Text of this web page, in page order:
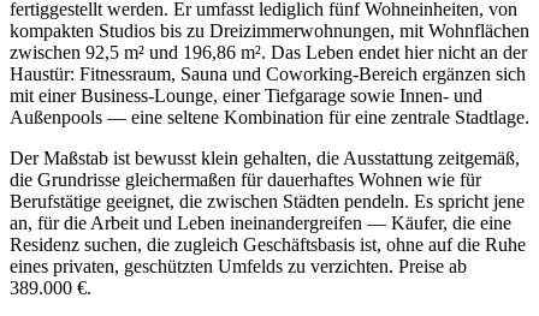
fertiggestellt werden. Er umfasst lediglich fünf Wohneinheiten, von
kompakten Studios bis zu Dreizimmerwohnungen, mit Wohnflächen
zwischen 92,5 m² und 196,86 m². Das Leben endet hier nicht an der
Haustür: Fitnessraum, Sauna und Coworking-Bereich ergänzen sich
mit einer Business-Lounge, einer Tiefgarage sowie Innen- und
Außenpools — eine seltene Kombination für eine zentrale Stadtlage.
Der Maßstab ist bewusst klein gehalten, die Ausstattung zeitgemäß,
die Grundrisse gleichermaßen für dauerhaftes Wohnen wie für
Berufstätige geeignet, die zwischen Städten pendeln. Es spricht jene
an, für die Arbeit und Leben ineinandergreifen — Käufer, die eine
Residenz suchen, die zugleich Geschäftsbasis ist, ohne auf die Ruhe
eines privaten, geschützten Umfelds zu verzichten. Preise ab
389.000 €.